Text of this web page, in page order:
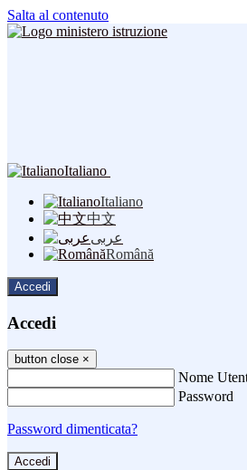
Salta al contenuto
Italiano
Italiano
中文
عربى
Română
Accedi
Accedi
button close ×
Nome
Password
Password dimenticata?